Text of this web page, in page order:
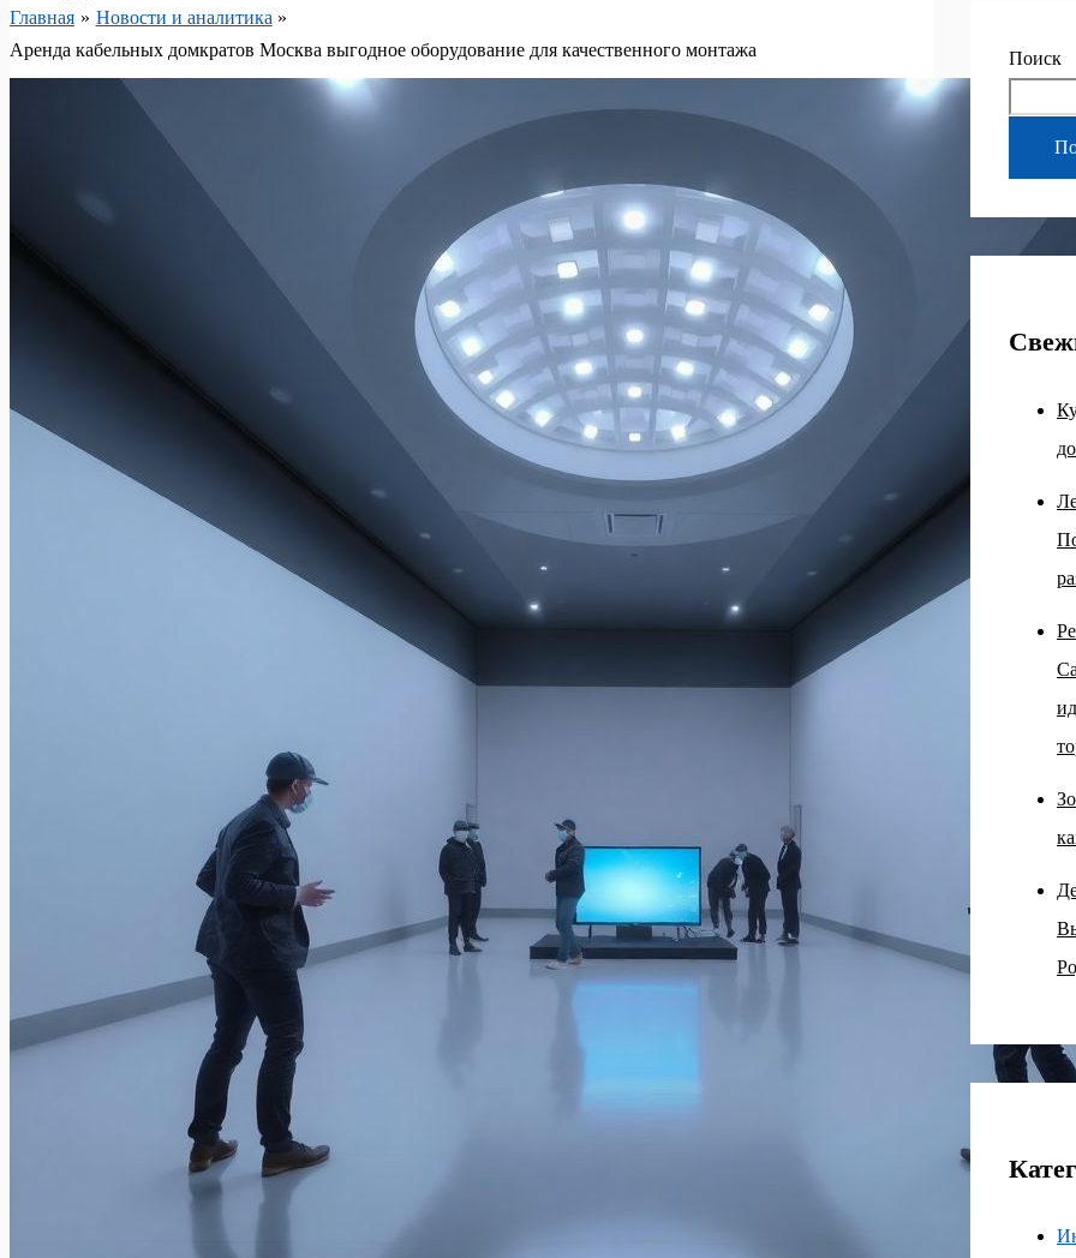
Главная
Новости и аналитика
Аренда кабельных домкратов Москва выгодное оборудование для качественного монтажа
Поиск